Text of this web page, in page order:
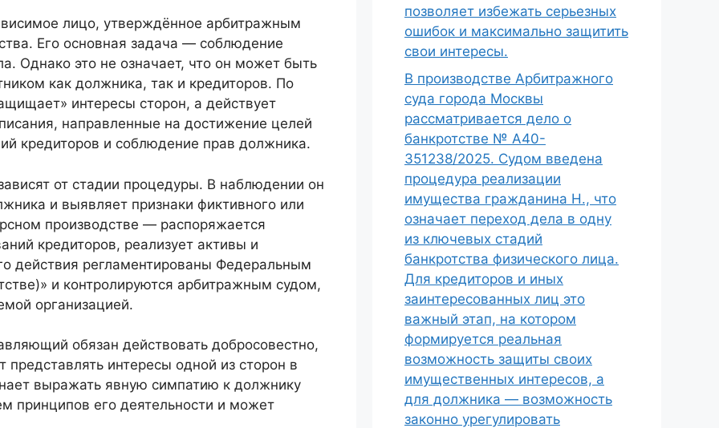
лицо, утверждённое арбитражным
Его основная задача — соблюдение
Однако это не означает, что он может быть
как должника, так и кредиторов. По
интересы сторон, а действует
направленные на достижение целей
кредиторов и соблюдение прав должника.
от стадии процедуры. В наблюдении он
и выявляет признаки фиктивного или
производстве — распоряжается
кредиторов, реализует активы и
действия регламентированы Федеральным
и контролируются арбитражным судом,
организацией.
обязан действовать добросовестно,
интересы одной из сторон в
выражать явную симпатию к должнику
принципов его деятельности и может
позволяет избежать серьезных
ошибок и максимально защитить
свои интересы.
В производстве Арбитражного
суда города Москвы
рассматривается дело о
банкротстве № А40-
351238/2025. Судом введена
процедура реализации
имущества гражданина Н., что
означает переход дела в одну
из ключевых стадий
банкротства физического лица.
Для кредиторов и иных
заинтересованных лиц это
важный этап, на котором
формируется реальная
возможность защиты своих
имущественных интересов, а
для должника — возможность
законно урегулировать